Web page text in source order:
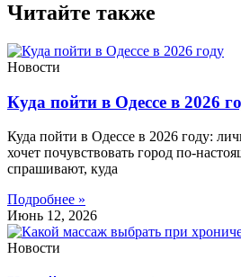
Читайте также
Новости
Куда пойти в Одессе в 2026
Куда пойти в Одессе в 2026 году:
хочет почувствовать город по-
спрашивают, куда
Подробнее »
Июнь 12, 2026
Новости